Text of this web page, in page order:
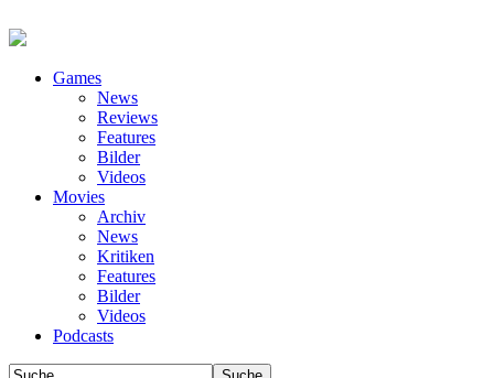
Games
News
Reviews
Features
Bilder
Videos
Movies
Archiv
News
Kritiken
Features
Bilder
Videos
Podcasts